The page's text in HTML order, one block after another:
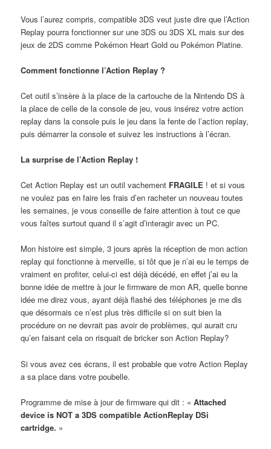
Vous l’aurez compris, compatible 3DS veut juste dire que l’Action
Replay pourra fonctionner sur une 3DS ou 3DS XL mais sur des
jeux de 2DS comme Pokémon Heart Gold ou Pokémon Platine.
Comment fonctionne l’Action Replay ?
Cet outil s’insère à la place de la cartouche de la Nintendo DS à
la place de celle de la console de jeu, vous insérez votre action
replay dans la console puis le jeu dans la fente de l’action replay,
puis démarrer la console et suivez les instructions à l’écran.
La surprise de l’Action Replay !
Cet Action Replay est un outil vachement FRAGILE ! et si vous
ne voulez pas en faire les frais d’en racheter un nouveau toutes
les semaines, je vous conseille de faire attention à tout ce que
vous faîtes surtout quand il s’agit d’interagir avec un PC.
Mon histoire est simple, 3 jours après la réception de mon action
replay qui fonctionne à merveille, si tôt que je n’ai eu le temps de
vraiment en profiter, celui-ci est déjà décédé, en effet j’ai eu la
bonne idée de mettre à jour le firmware de mon AR, quelle bonne
idée me direz vous, ayant déjà flashé des téléphones je me dis
que désormais ce n’est plus très difficile si on suit bien la
procédure on ne devrait pas avoir de problèmes, qui aurait cru
qu’en faisant cela on risquait de bricker son Action Replay?
Si vous avez ces écrans, il est probable que votre Action Replay
a sa place dans votre poubelle.
Programme de mise à jour de firmware qui dit : «Attached
device is NOT a 3DS compatible ActionReplay DSi
cartridge. »